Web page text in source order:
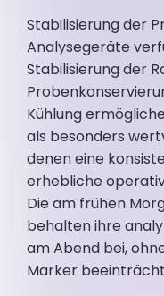
Stabilisierung der
Analysegeräte
Stabilisierung der
Kühlung
als besonders
denen eine
erhebliche
Die am frühen
behalten ihre
am Abend bei,
Marker